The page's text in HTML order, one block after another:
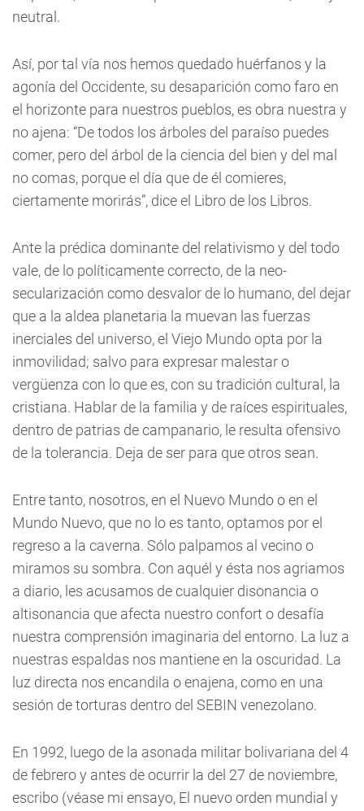
neutral.
Así, por tal vía nos hemos quedado huérfanos y la
agonía del Occidente, su desaparición como faro en
el horizonte para nuestros pueblos, es obra nuestra y
no ajena: “De todos los árboles del paraíso puedes
comer, pero del árbol de la ciencia del bien y del mal
no comas, porque el día que de él comieres,
ciertamente morirás”, dice el Libro de los Libros.
Ante la prédica dominante del relativismo y del todo
vale, de lo políticamente correcto, de la neo-
secularización como desvalor de lo humano, del dejar
que a la aldea planetaria la muevan las fuerzas
inerciales del universo, el Viejo Mundo opta por la
inmovilidad; salvo para expresar malestar o
vergüenza con lo que es, con su tradición cultural, la
cristiana. Hablar de la familia y de raíces espirituales,
dentro de patrias de campanario, le resulta ofensivo
de la tolerancia. Deja de ser para que otros sean.
Entre tanto, nosotros, en el Nuevo Mundo o en el
Mundo Nuevo, que no lo es tanto, optamos por el
regreso a la caverna. Sólo palpamos al vecino o
miramos su sombra. Con aquél y ésta nos agriamos
a diario, les acusamos de cualquier disonancia o
altisonancia que afecta nuestro confort o desafía
nuestra comprensión imaginaria del entorno. La luz a
nuestras espaldas nos mantiene en la oscuridad. La
luz directa nos encandila o enajena, como en una
sesión de torturas dentro del SEBIN venezolano.
En 1992, luego de la asonada militar bolivariana del 4
de febrero y antes de ocurrir la del 27 de noviembre,
escribo (véase mi ensayo, El nuevo orden mundial y